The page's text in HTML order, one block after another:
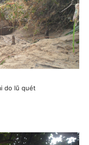
do lũ quét